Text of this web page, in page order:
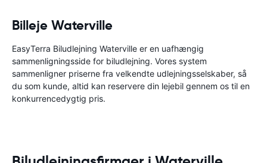
Billeje Waterville
EasyTerra Biludlejning Waterville er en uafhængig
sammenligningsside for biludlejning. Vores system
sammenligner priserne fra velkendte udlejningsselskaber, så
du som kunde, altid kan reservere din lejebil gennem os til en
konkurrencedygtig pris.